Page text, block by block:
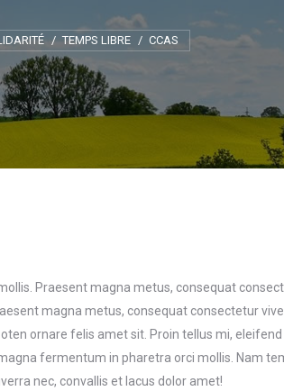
êtes ici :TEMPS LIBRE CCAS
Praesent magna metus, consequat
magna metus, consequat consectetur
ornare felis amet sit. Proin tellus mi,
fermentum in pharetra orci mollis. Nam
nec, convallis et lacus dolor amet!